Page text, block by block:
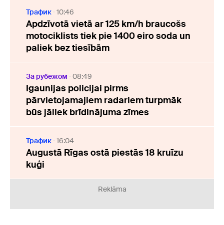
Трафик 10:46
Apdzīvotā vietā ar 125 km/h braucošs
motociklists tiek pie 1400 eiro soda un
paliek bez tiesībām
За рубежом 08:49
Igaunijas policijai pirms
pārvietojamajiem radariem turpmāk
būs jāliek brīdinājuma zīmes
Трафик 16:04
Augustā Rīgas ostā piestās 18 kruīzu
kuģi
Reklāma